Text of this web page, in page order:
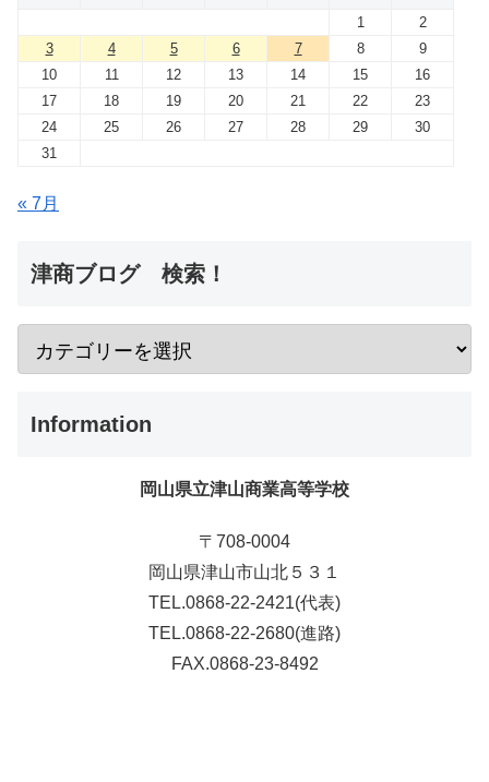
1
2
3
4 5 6 7 8
9
10
11 12 13 14 15
16
17
18 19 20 21 22
23
24
25 26 27 28 29
30
31
« 7月
津商ブログ 検索！
Information
岡山県立津山商業高等学校
〒708-0004
岡山県津山市山北５３１
TEL.0868-22-2421(代表)
TEL.0868-22-2680(進路)
FAX.0868-23-8492